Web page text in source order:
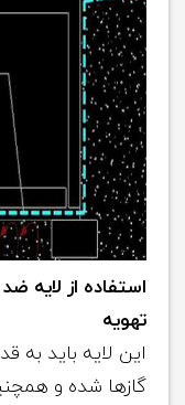
استفاده از لایه
تهویه
این لایه باید به
گازها شده و